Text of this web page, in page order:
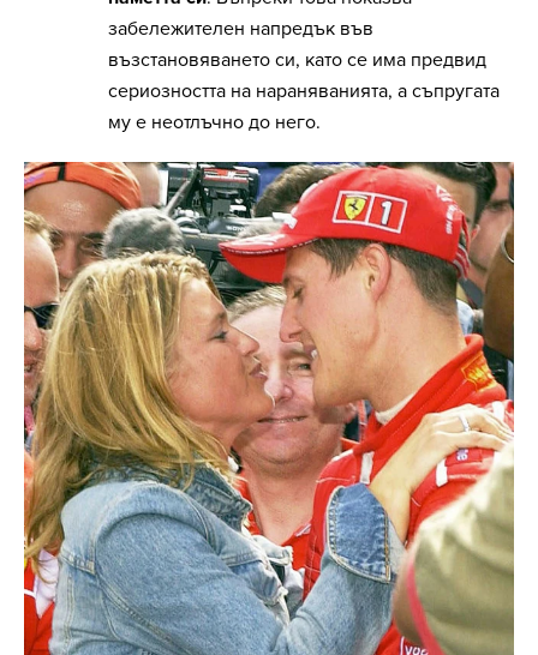
забележителен напредък във
възстановяването си, като се има предвид
сериозността на нараняванията, а съпругата
му е неотлъчно до него.